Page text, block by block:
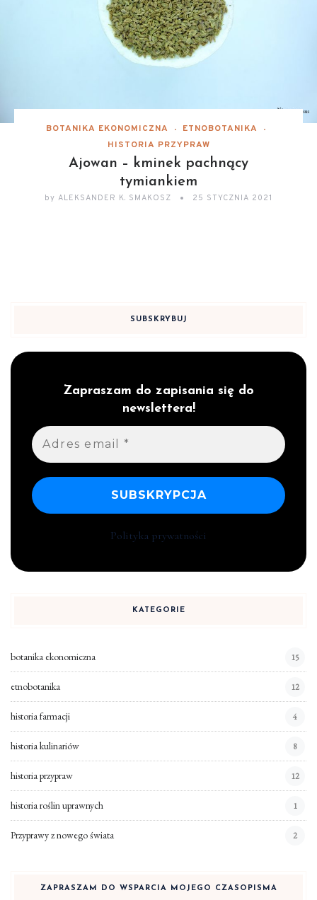
BOTANIKA EKONOMICZNA
ETNOBOTANIKA
HISTORIA PRZYPRAW
Ajowan – kminek pachnący
tymiankiem
by ALEKSANDER K. SMAKOSZ 25 STYCZNIA 2021
SUBSKRYBUJ
Zapraszam do zapisania się do
newslettera!
Polityka prywatności
KATEGORIE
botanika ekonomiczna 15
etnobotanika 12
historia farmacji 4
historia kulinariów 8
historia przypraw 12
historia roślin uprawnych 1
Przyprawy z nowego świata 2
ZAPRASZAM DO WSPARCIA MOJEGO CZASOPISMA